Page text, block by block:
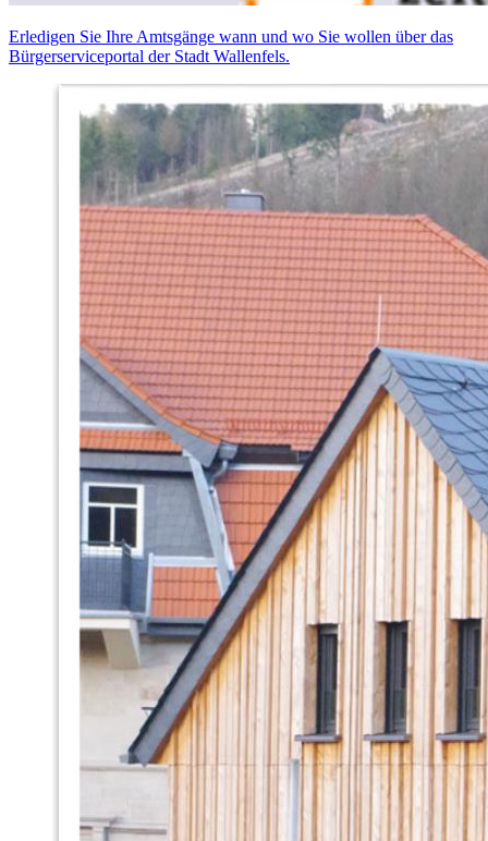
Erledigen Sie Ihre Amtsgänge wann und wo Sie wollen über das
Bürgerserviceportal der Stadt Wallenfels.